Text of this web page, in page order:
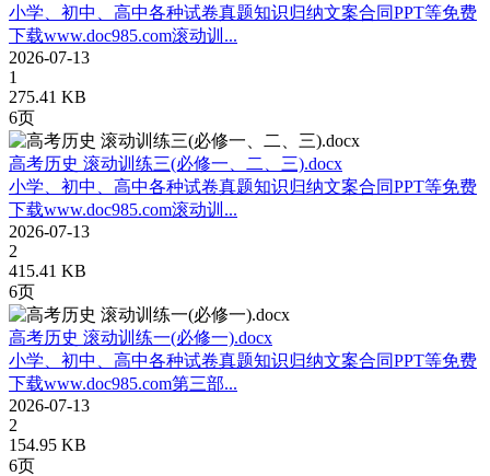
小学、初中、高中各种试卷真题知识归纳文案合同PPT等免费
下载www.doc985.com滚动训...
2026-07-13
1
275.41 KB
6页
高考历史 滚动训练三(必修一、二、三).docx
小学、初中、高中各种试卷真题知识归纳文案合同PPT等免费
下载www.doc985.com滚动训...
2026-07-13
2
415.41 KB
6页
高考历史 滚动训练一(必修一).docx
小学、初中、高中各种试卷真题知识归纳文案合同PPT等免费
下载www.doc985.com第三部...
2026-07-13
2
154.95 KB
6页